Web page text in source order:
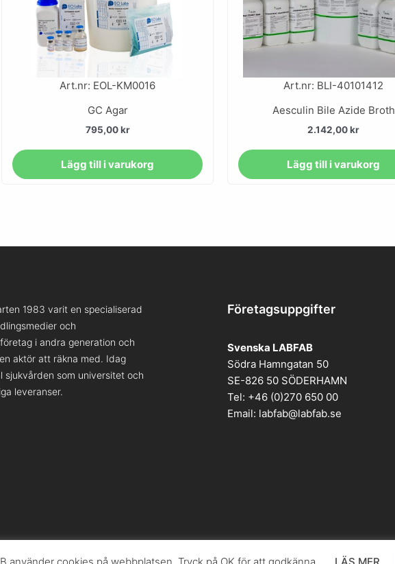
Art.nr: EOL-KM0016
GC Agar
795,00kr
Lägg till i varukorg
Art.nr: BLI-40101412
Aesculin Bile Azide Broth
2.142,00kr
Lägg till i varukorg
1983 varit en specialiserad
och
i andra generation och
aktör att räkna med. Idag
sjukvården som universitet och
leveranser.
Företagsuppgifter
Svenska LABFAB
Södra Hamngatan 50
SE-826 50 SÖDERHAMN
Tel: +46 (0)270 650 00
Email: labfab@labfab.se